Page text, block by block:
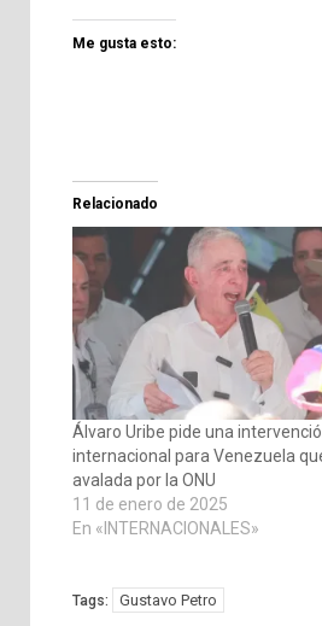
Me gusta esto:
Relacionado
Álvaro Uribe pide una
internacional para Venezuela
avalada por la ONU
11 de enero de 2025
En «INTERNACIONALES»
Tags: Gustavo Petro